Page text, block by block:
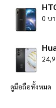
0 บ
ดูมือถือทั้งหมด